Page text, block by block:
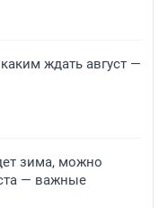
ждать август —
зима, можно
— важные